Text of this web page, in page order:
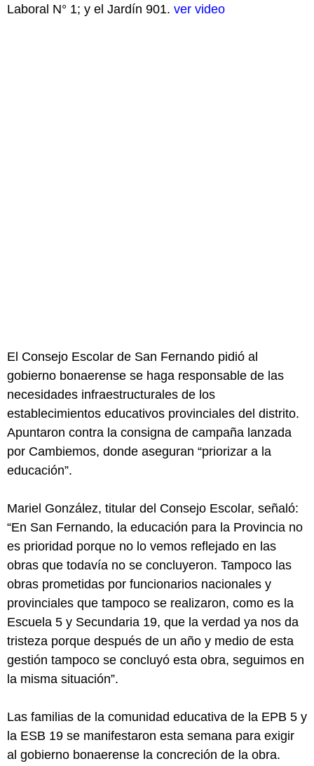
Laboral N° 1; y el Jardín 901. ver video
El Consejo Escolar de San Fernando pidió al
gobierno bonaerense se haga responsable de las
necesidades infraestructurales de los
establecimientos educativos provinciales del distrito.
Apuntaron contra la consigna de campaña lanzada
por Cambiemos, donde aseguran “priorizar a la
educación”.
Mariel González, titular del Consejo Escolar, señaló:
“En San Fernando, la educación para la Provincia no
es prioridad porque no lo vemos reflejado en las
obras que todavía no se concluyeron. Tampoco las
obras prometidas por funcionarios nacionales y
provinciales que tampoco se realizaron, como es la
Escuela 5 y Secundaria 19, que la verdad ya nos da
tristeza porque después de un año y medio de esta
gestión tampoco se concluyó esta obra, seguimos en
la misma situación”.
Las familias de la comunidad educativa de la EPB 5 y
la ESB 19 se manifestaron esta semana para exigir
al gobierno bonaerense la concreción de la obra.